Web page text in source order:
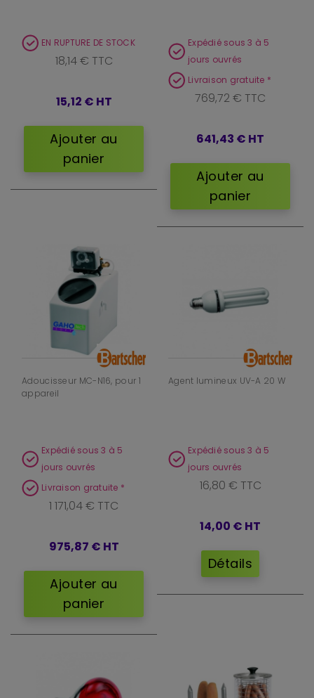
EN RUPTURE DE STOCK
18,14 € TTC
15,12 € HT
Ajouter au
panier
Expédié sous 3 à 5
jours ouvrés
Livraison gratuite *
769,72 € TTC
641,43 € HT
Ajouter au
panier
Adoucisseur MC-N16, pour 1
appareil
Expédié sous 3 à 5
jours ouvrés
Livraison gratuite *
1 171,04 € TTC
975,87 € HT
Ajouter au
panier
Agent lumineux UV-A 20 W
Expédié sous 3 à 5
jours ouvrés
16,80 € TTC
14,00 € HT
Détails